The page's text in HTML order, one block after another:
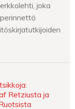
joka
Retziusta ja